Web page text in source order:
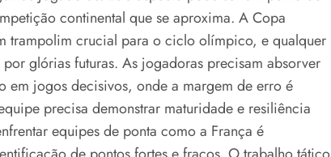
continental que se aproxima. A Copa
trampolim crucial para o ciclo olímpico, e qualquer
glórias futuras. As jogadoras precisam absorver
em jogos decisivos, onde a margem de erro é
precisa demonstrar maturidade e resiliência
equipes de ponta como a França é